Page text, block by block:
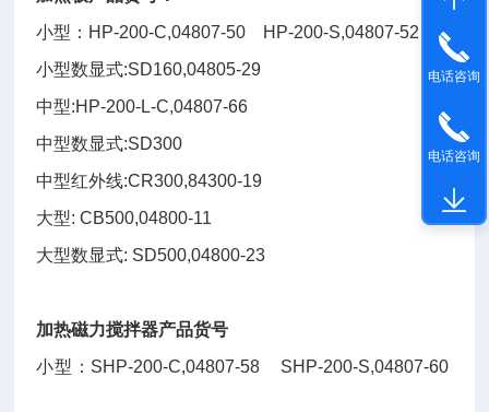
小型：HP-200-C,04807-50 HP-200-S,04807-52
小型数显式:SD160,04805-29
中型:HP-200-L-C,04807-66
中型数显式:SD300
中型红外线:CR300,84300-19
大型: CB500,04800-11
大型数显式: SD500,04800-23
加热磁力搅拌器产品货号
小型：SHP-200-C,04807-58 SHP-200-S,04807-60
电话咨询
电话咨询